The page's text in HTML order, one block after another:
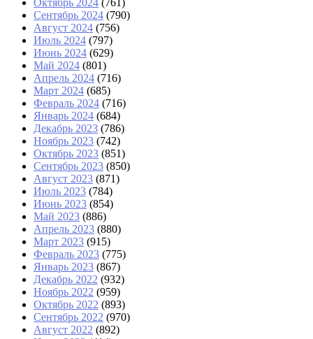
Октябрь 2024 (761)
Сентябрь 2024 (790)
Август 2024 (756)
Июль 2024 (797)
Июнь 2024 (629)
Май 2024 (801)
Апрель 2024 (716)
Март 2024 (685)
Февраль 2024 (716)
Январь 2024 (684)
Декабрь 2023 (786)
Ноябрь 2023 (742)
Октябрь 2023 (851)
Сентябрь 2023 (850)
Август 2023 (871)
Июль 2023 (784)
Июнь 2023 (854)
Май 2023 (886)
Апрель 2023 (880)
Март 2023 (915)
Февраль 2023 (775)
Январь 2023 (867)
Декабрь 2022 (932)
Ноябрь 2022 (959)
Октябрь 2022 (893)
Сентябрь 2022 (970)
Август 2022 (892)